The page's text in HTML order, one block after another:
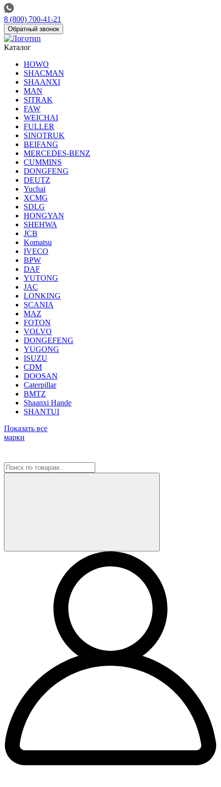
8 (800) 700-41-21
Обратный звонок
Каталог
HOWO
SHACMAN
SHAANXI
MAN
SITRAK
FAW
WEICHAI
FULLER
SINOTRUK
BEIFANG
MERCEDES-BENZ
CUMMINS
DONGFENG
DEUTZ
Yuchai
XCMG
SDLG
HONGYAN
SHEHWA
JCB
Komatsu
IVECO
BPW
DAF
YUTONG
JAC
LONKING
SCANIA
MAZ
FOTON
VOLVO
DONGEFENG
YUGONG
ISUZU
CDM
DOOSAN
Caterpillar
BMTZ
Shaanxi Hande
SHANTUI
Показать все
марки